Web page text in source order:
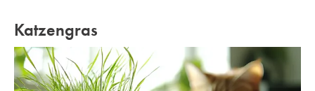
Katzengras